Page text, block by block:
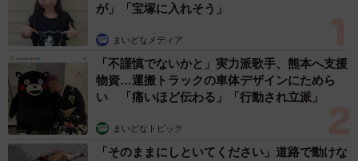
が」「宝塚に入れそう」
まいどなメディア
「不謹慎でないかと」実力派歌手、熊本へ支援
物資…運搬トラックの車体デザインにためら
い 「痛いほど伝わる」「行動され立派」
まいどなトピック
「そのままにしといてください」道路で動けな